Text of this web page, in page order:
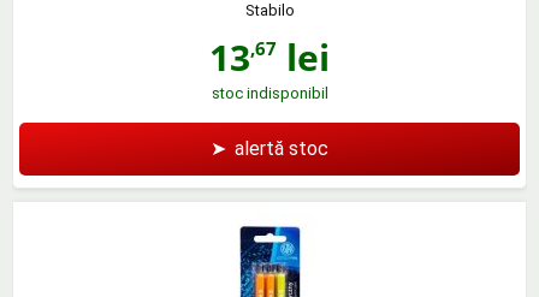
Stabilo
13,67 lei
stoc indisponibil
➤ alertă stoc